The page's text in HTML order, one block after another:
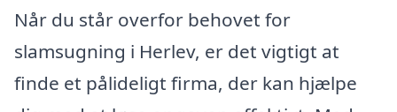
Når du står overfor behovet for
slamsugning i Herlev, er det vigtigt at
finde et pålideligt firma, der kan hjælpe